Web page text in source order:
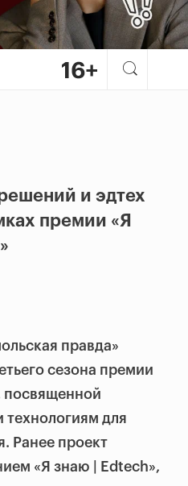
и эдтех
премии «Я
правда»
сезона премии
посвященной
для
Ранее проект
«Я знаю | Edtech»,